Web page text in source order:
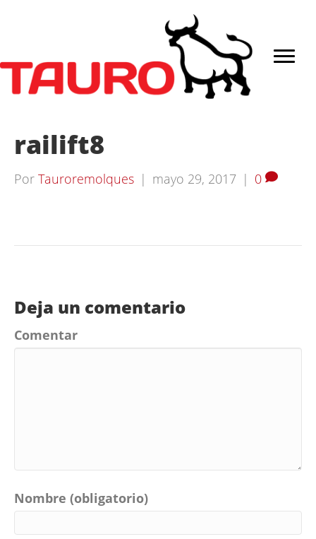
railift8
Por Tauroremolques | mayo 29, 2017 | 0
Deja un comentario
Comentar
Nombre (obligatorio)